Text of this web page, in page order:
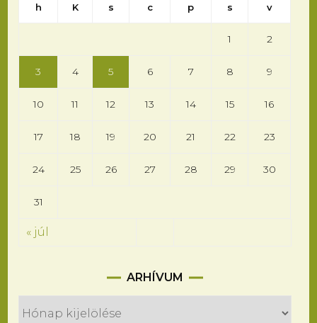
h K s c p s v
1 2
3 4 5 6 7 8 9
10 11 12 13 14 15 16
17 18 19 20 21 22 23
24 25 26 27 28 29 30
31
« júl
ARHÍVUM
Arhívum